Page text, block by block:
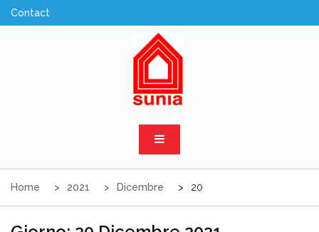
Skip
to
Home 2021 Dicembre 20